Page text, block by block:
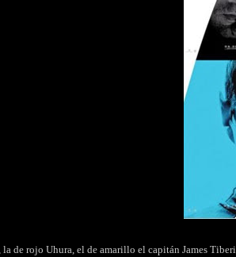
la de rojo Uhura, el de amarillo el capitán James